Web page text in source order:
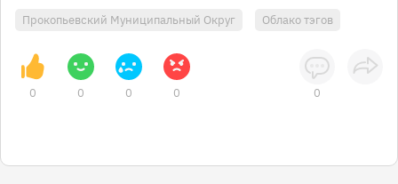
Прокопьевский Муниципальный Округ Облако тэгов
0 0 0 0 0